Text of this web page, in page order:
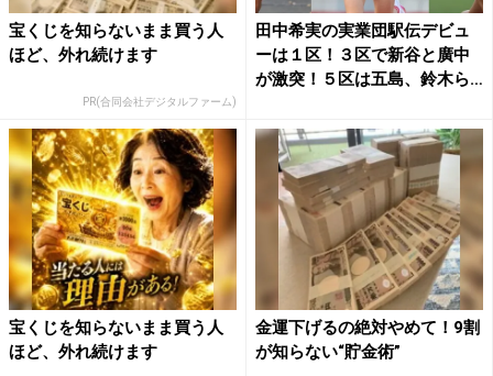
宝くじを知らないまま買う人
ほど、外れ続けます
PR(合同会社デジタルファーム)
田中希実の実業団駅伝デビュ
ーは１区！３区で新谷と廣中
が激突！５区は五島、鈴木ら
宝くじを知らないまま買う人
ほど、外れ続けます
金運下げるの絶対やめて！9割
が知らない“貯金術”